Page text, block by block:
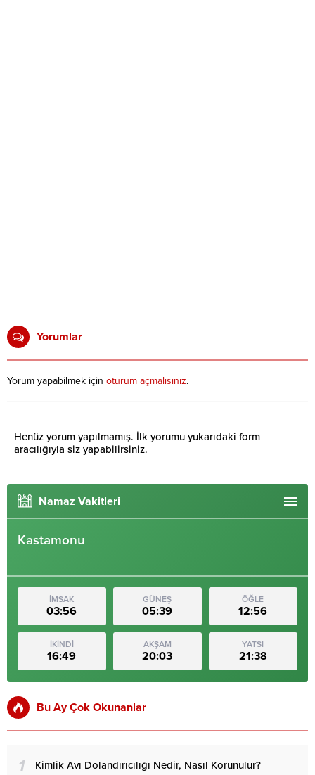
Yorumlar
Yorum yapabilmek için oturum açmalısınız.
Henüz yorum yapılmamış. İlk yorumu yukarıdaki form
aracılığıyla siz yapabilirsiniz.
Namaz Vakitleri
Kastamonu
İMSAK
03:56
GÜNEŞ
05:39
ÖĞLE
12:56
İKİNDİ
16:49
AKŞAM
20:03
YATSI
21:38
Bu Ay Çok Okunanlar
1 Kimlik Avı Dolandırıcılığı Nedir, Nasıl Korunulur?